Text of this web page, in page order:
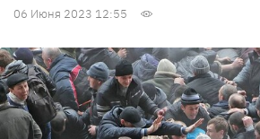
06 Июня 2023 12:55